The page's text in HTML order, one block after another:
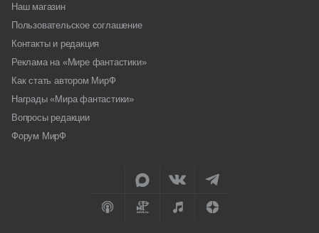
Наш магазин
Пользовательское соглашение
Контакты и редакция
Реклама на «Мире фантастики»
Как стать автором МирФ
Награды «Мира фантастики»
Вопросы редакции
Форум МирФ